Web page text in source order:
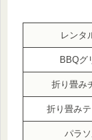
レンタ
BBQグ
折り畳み
折り畳み
パラ